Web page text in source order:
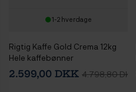
1-2 hverdage
Rigtig Kaffe Gold Crema 12kg
Hele kaffebønner
2.599,00 DKK 4.798,80 DKK